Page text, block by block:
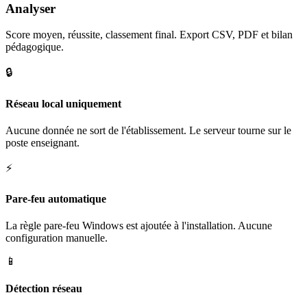
Analyser
Score moyen, réussite, classement final. Export CSV, PDF et bilan
pédagogique.
🔒
Réseau local uniquement
Aucune donnée ne sort de l'établissement. Le serveur tourne sur le
poste enseignant.
⚡
Pare-feu automatique
La règle pare-feu Windows est ajoutée à l'installation. Aucune
configuration manuelle.
📱
Détection réseau